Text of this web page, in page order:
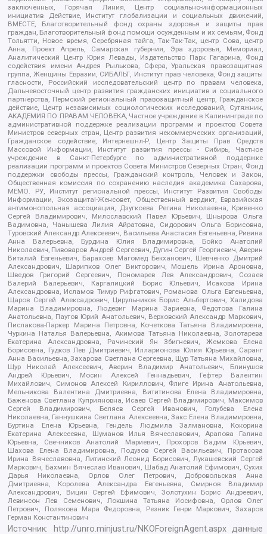
заключенных, Горячая Линия, Центр социально-информационных
инициатив Действие, Институт глобализации и социальных движений,
ВМЕСТЕ, Благотворительный фонд охраны здоровья и защиты прав
граждан, Благотворительный фонд помощи осужденным и их семьям, Фонд
Тольятти, Новое время, Серебряная тайга, Так-Так-Так, центр Сова, центр
Анна, Проект Апрель, Самарская губерния, Эра здоровья, Мемориал,
Аналитический Центр Юрия Левады, Издательство Парк Гагарина, Фонд
содействия имени Андрея Рылькова, Сфера, Уральская правозащитная
группа, Женщины Евразии, СИБАЛЬТ, Институт прав человека, Фонд защиты
гласности, Российский исследовательский центр по правам человека,
Дальневосточный центр развития гражданских инициатив и социального
партнерства, Пермский региональный правозащитный центр, Гражданское
действие, Центр независимых социологических исследований, Сутяжник,
АКАДЕМИЯ ПО ПРАВАМ ЧЕЛОВЕКА, Частное учреждение в Калининграде по
административной поддержке реализации программ и проектов Совета
Министров северных стран, Центр развития некоммерческих организаций,
Гражданское содействие, Интернешнл-Р, Центр Защиты Прав Средств
Массовой Информации, Институт развития прессы - Сибирь, Частное
учреждение в Санкт-Петербурге по административной поддержке
реализации программ и проектов Совета Министров Северных Стран, Фонд
поддержки свободы прессы, Гражданский контроль, Человек и Закон,
Общественная комиссия по сохранению наследия академика Сахарова,
МЕМО. РУ, Институт региональной прессы, Институт Развития Свободы
Информации, Экозащита!-Женсовет, Общественный вердикт, Евразийская
антимонопольная ассоциация, Дзугкоева Регина Николаевна, Кривенко
Сергей Владимирович, Милославский Павел Юрьевич, Шнырова Ольга
Вадимовна, Чанышева Лилия Айратовна, Сидорович Ольга Борисовна,
Туровский Александр Алексеевич, Васильева Анастасия Евгеньевна, Ривина
Анна Валерьевна, Бурдина Юлия Владимировна, Бойко Анатолий
Николаевич, Пивоваров Андрей Сергеевич, Дугин Сергей Георгиевич, Аверин
Виталий Евгеньевич, Барахоев Магомед Бекханович, Шевченко Дмитрий
Александрович, Шарипков Олег Викторович, Мошель Ирина Ароновна,
Шведов Григорий Сергеевич, Пономарев Лев Александрович, Созаев
Валерий Валерьевич, Каргалицкий Борис Юльевич, Исакова Ирина
Александровна, Исламов Тимур Рифгатович, Романова Ольга Евгеньевна,
Щаров Сергей Алексадрович, Цирульников Борис Альбертович, Халидова
Марина Владимировна, Людевиг Марина Зариевна, Федотова Галина
Анатольевна, Паутов Юрий Анатольевич, Верховский Александр Маркович,
Пислакова-Паркер Марина Петровна, Кочеткова Татьяна Владимировна,
Чуркина Наталья Валерьевна, Акимова Татьяна Николаевна, Золотарева
Екатерина Александровна, Рачинский Ян Збигневич, Жемкова Елена
Борисовна, Гудков Лев Дмитриевич, Илларионова Юлия Юрьевна, Саранг
Анна Васильевна, Захарова Светлана Сергеевна, Щур Татьяна Михайловна,
Щур Николай Алексеевич, Аверин Владимир Анатольевич, Блинушов
Андрей Юрьевич, Мосин Алексей Геннадьевич, Гефтер Валентин
Михайлович, Симонов Алексей Кириллович, Флиге Ирина Анатольевна,
Мельникова Валентина Дмитриевна, Вититинова Елена Владимировна,
Баженова Светлана Куприяновна, Исаев Сергей Владимирович, Максимов
Сергей Владимирович, Беляев Сергей Иванович, Голубева Елена
Николаевна, Ганнушкина Светлана Алексеевна, Закс Елена Владимировна,
Буртина Елена Юрьевна, Гендель Людмила Залмановна, Кокорина
Екатерина Алексеевна, Шуманов Илья Вячеславович, Арапова Галина
Юрьевна, Свечников Анатолий Мариевич, Прохоров Вадим Юрьевич,
Шахова Елена Владимировна, Подузов Сергей Васильевич, Протасова
Ирина Вячеславовна, Литинский Леонид Борисович, Лукашевский Сергей
Маркович, Бахмин Вячеслав Иванович, Шабад Анатолий Ефимович, Сухих
Дарья Николаевна, Орлов Олег Петрович, Добровольская Анна
Дмитриевна, Королева Александра Евгеньевна, Смирнов Владимир
Александрович, Вицин Сергей Ефимович, Золотухин Борис Андреевич,
Левинсон Лев Семенович, Локшина Татьяна Иосифовна, Орлов Олег
Петрович, Полякова Мара Федоровна, Резник Генри Маркович, Захаров
Герман Константинович
Источник: http://unro.minjust.ru/NKOForeignAgent.aspxданные